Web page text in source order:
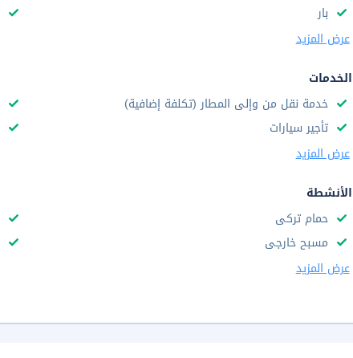
بار
عرض المزيد
الخدمات
خدمة نقل من وإلى المطار (تكلفة إضافية)
تأجير سيارات
عرض المزيد
الأنشطة
حمام تركى
مسبح خارجى
عرض المزيد